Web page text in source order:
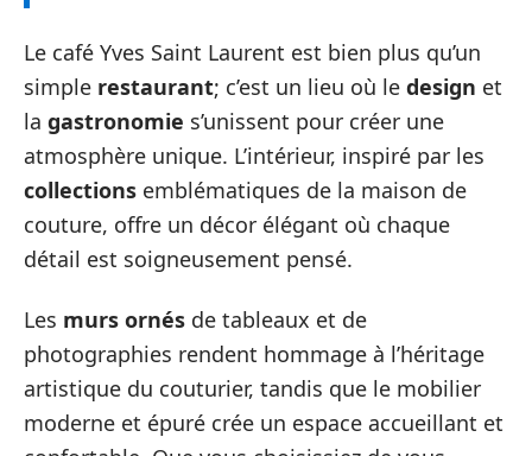
Le café Yves Saint Laurent est bien plus qu’un
simple restaurant; c’est un lieu où le design et
la gastronomie s’unissent pour créer une
atmosphère unique. L’intérieur, inspiré par les
collections emblématiques de la maison de
couture, offre un décor élégant où chaque
détail est soigneusement pensé.
Les murs ornés de tableaux et de
photographies rendent hommage à l’héritage
artistique du couturier, tandis que le mobilier
moderne et épuré crée un espace accueillant et